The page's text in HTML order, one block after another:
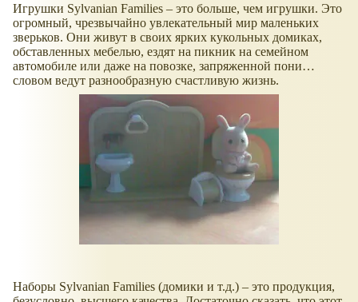
Игрушки Sylvanian Families – это больше, чем игрушки. Это
огромный, чрезвычайно увлекательный мир маленьких
зверьков. Они живут в своих ярких кукольных домиках,
обставленных мебелью, ездят на пикник на семейном
автомобиле или даже на повозке, запряженной пони…
словом ведут разнообразную счастливую жизнь.
Наборы Sylvanian Families (домики и т.д.) – это продукция,